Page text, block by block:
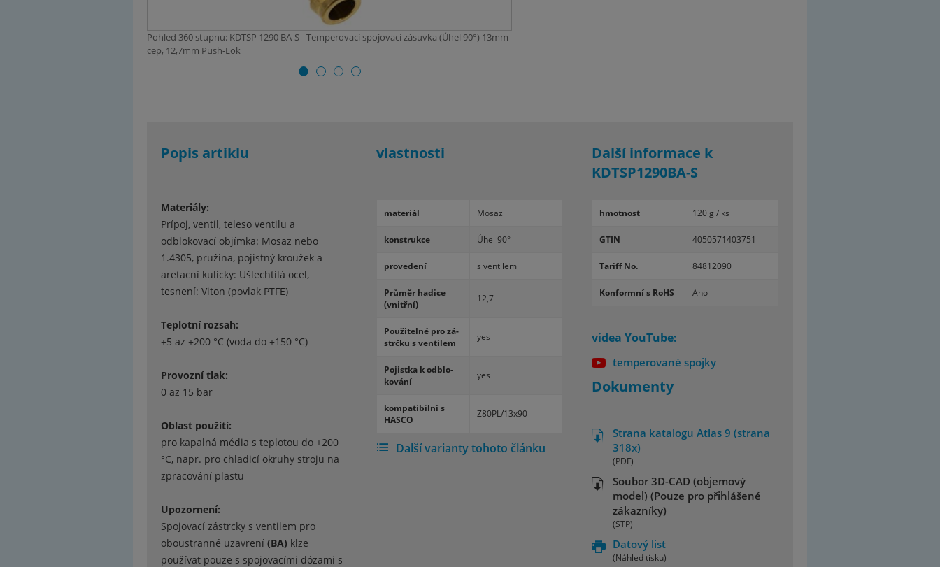
Pohled 360 stupnu: KDTSP 1290 BA-S - Temperovací spojovací zásuvka (Úhel 90°) 13mm
cep, 12,7mm Push-Lok
Popis artiklu
Materiály:
Prípoj, ventil, teleso ventilu a
odblokovací objímka: Mosaz nebo
1.4305, pružina, pojistný kroužek a
aretacní kulicky: Ušlechtilá ocel,
tesnení: Viton (povlak PTFE)
Teplotní rozsah:
+5 az +200 °C (voda do +150 °C)
Provozní tlak:
0 az 15 bar
Oblast použití:
pro kapalná média s teplotou do +200
°C, napr. pro chladicí okruhy stroju na
zpracování plastu
Upozornení:
Spojovací zástrcky s ventilem pro
oboustranné uzavrení (BA) klze
používat pouze s spojovacími dózami s
vlastnosti
ma­te­riál Mosaz
kon­strukce Úhel 90°
pro­ve­dení s ven­ti­lem
Prů­měr ha­dice
(vnitřní)
12,7
Po­u­ži­telné pro zá­
strčku s ven­ti­lem
yes
Po­jistka k od­blo­
ko­vání
yes
kom­pa­ti­bilní s
HASCO
Z80PL/13x90
Další varianty tohoto článku
Další informace k
KDTSP1290BA-S
hmotnost 120 g / ks
GTIN 4050571403751
Tariff No. 84812090
Konformní s RoHS Ano
videa YouTube:
temperované spojky
Dokumenty
Strana katalogu Atlas 9 (strana
318x)
(PDF)
Soubor 3D-CAD (objemový
model) (Pouze pro přihlášené
zákazníky)
(STP)
Datový list
(Náhled tisku)